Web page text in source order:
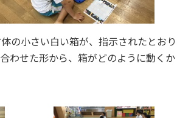
の小さい白い箱が、指示されたとおり
わせた形から、箱がどのように動くか